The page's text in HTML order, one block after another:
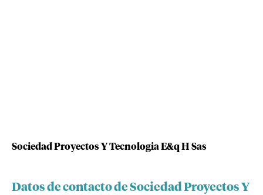
Sociedad Proyectos Y Tecnologia E&q H Sas
Datos de contacto de Sociedad Proyectos Y